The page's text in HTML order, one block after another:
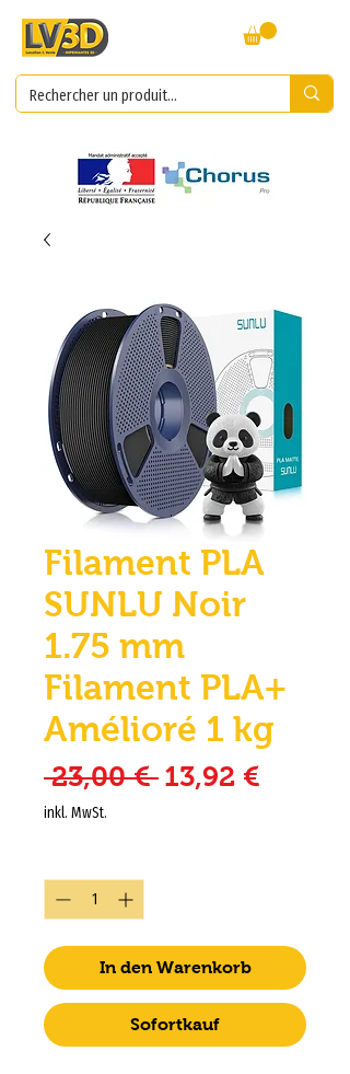
Filament PLA
SUNLU Noir
1.75 mm
Filament PLA+
Amélioré 1 kg
23,00 € Standardpreis
13,92 €
inkl. MwSt.
In den Warenkorb
Sofortkauf